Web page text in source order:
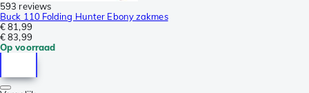
593 reviews
Buck 110 Folding Hunter Ebony zakmes
€ 81,99
€ 83,99
Op voorraad